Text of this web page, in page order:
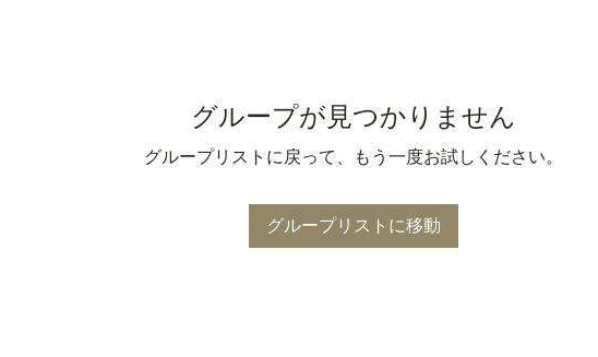
グループが見つかりません
グループリストに戻って、もう一度お試しください。
グループリストに移動